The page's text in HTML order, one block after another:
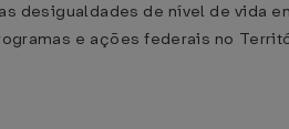
desigualdades de nível de vida
e ações federais no